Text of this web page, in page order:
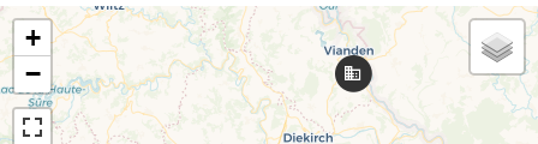
+
−